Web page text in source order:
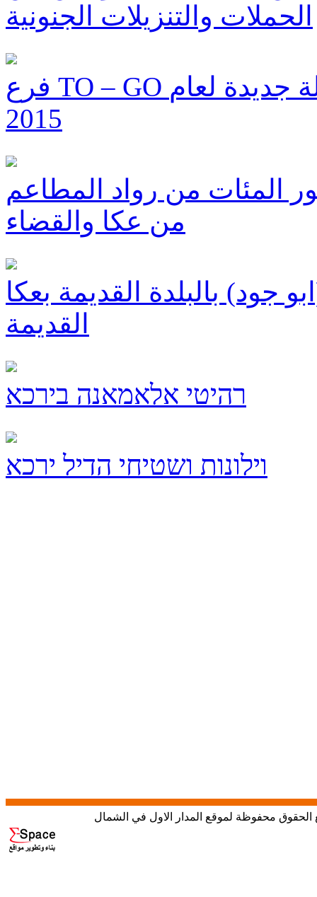
الحملات والتنزيلات الجنونية
فرع TO – GO في يركا يستقبل الأضحى بتشكيلة جديدة لعام
2015
المئات من رواد المطاعم
من عكا والقضاء
بالبلدة القديمة بعكا
القديمة
רהיטי אלאמאנה בירכא
וילונות ושטיחי הדיל ירכא